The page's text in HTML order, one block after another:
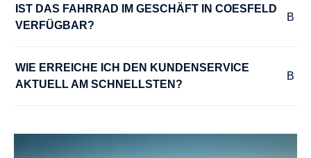
KTM E-COMP2 ISIS 170mm Q8
LADEGERÄT :
Bosch Compact Charger 2A
LENKER :
IST DAS FAHRRAD IM GESCHÄFT IN COESFELD
VERFÜGBAR?
WIE ERREICHE ICH DEN KUNDENSERVICE
AKTUELL AM SCHNELLSTEN?